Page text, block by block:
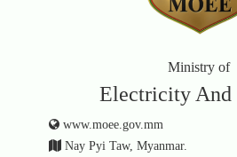
Ministry of
Electricity And
www.moee.gov.mm
Nay Pyi Taw, Myanmar.